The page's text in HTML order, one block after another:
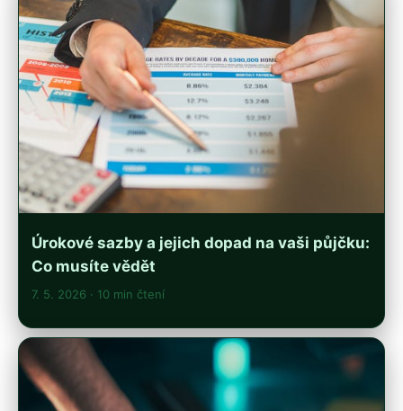
Úrokové sazby a jejich dopad na vaši půjčku:
Co musíte vědět
7. 5. 2026 · 10 min čtení